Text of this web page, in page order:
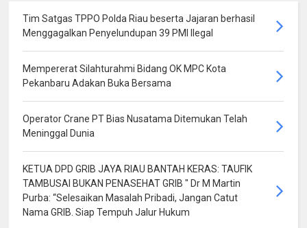
Tim Satgas TPPO Polda Riau beserta Jajaran berhasil
Menggagalkan Penyelundupan 39 PMI Ilegal
Mempererat Silahturahmi Bidang OK MPC Kota
Pekanbaru Adakan Buka Bersama
Operator Crane PT Bias Nusatama Ditemukan Telah
Meninggal Dunia
KETUA DPD GRIB JAYA RIAU BANTAH KERAS: TAUFIK
TAMBUSAI BUKAN PENASEHAT GRIB " Dr M Martin
Purba: “Selesaikan Masalah Pribadi, Jangan Catut
Nama GRIB. Siap Tempuh Jalur Hukum